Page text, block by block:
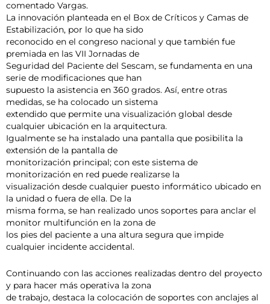
comentado Vargas.
La innovación planteada en el Box de Críticos y Camas de
Estabilización, por lo que ha sido
reconocido en el congreso nacional y que también fue
premiada en las VII Jornadas de
Seguridad del Paciente del Sescam, se fundamenta en una
serie de modificaciones que han
supuesto la asistencia en 360 grados. Así, entre otras
medidas, se ha colocado un sistema
extendido que permite una visualización global desde
cualquier ubicación en la arquitectura.
Igualmente se ha instalado una pantalla que posibilita la
extensión de la pantalla de
monitorización principal; con este sistema de
monitorización en red puede realizarse la
visualización desde cualquier puesto informático ubicado en
la unidad o fuera de ella. De la
misma forma, se han realizado unos soportes para anclar el
monitor multifunción en la zona de
los pies del paciente a una altura segura que impide
cualquier incidente accidental.
Continuando con las acciones realizadas dentro del proyecto
y para hacer más operativa la zona
de trabajo, destaca la colocación de soportes con anclajes al